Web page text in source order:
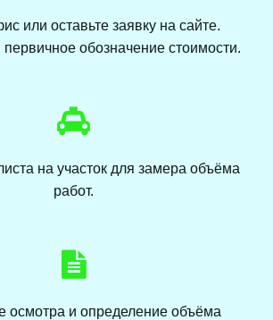
или оставьте заявку на сайте.
первичное обозначение стоимости.
на участок для замера объёма
работ.
осмотра и определение объёма